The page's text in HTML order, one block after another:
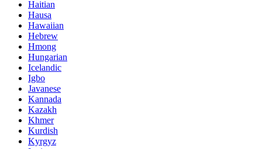
Haitian
Hausa
Hawaiian
Hebrew
Hmong
Hungarian
Icelandic
Igbo
Javanese
Kannada
Kazakh
Khmer
Kurdish
Kyrgyz